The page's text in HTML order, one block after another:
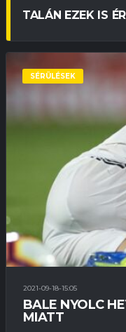
TALÁN EZEK IS
SÉRÜLÉSEK
2021-09-18-15:05
BALE NYOLC
MIATT